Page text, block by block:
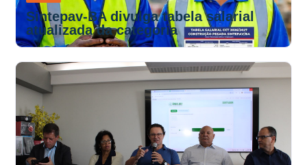
Sintepav-BA divulga tabela salarial
atualizada da categoria